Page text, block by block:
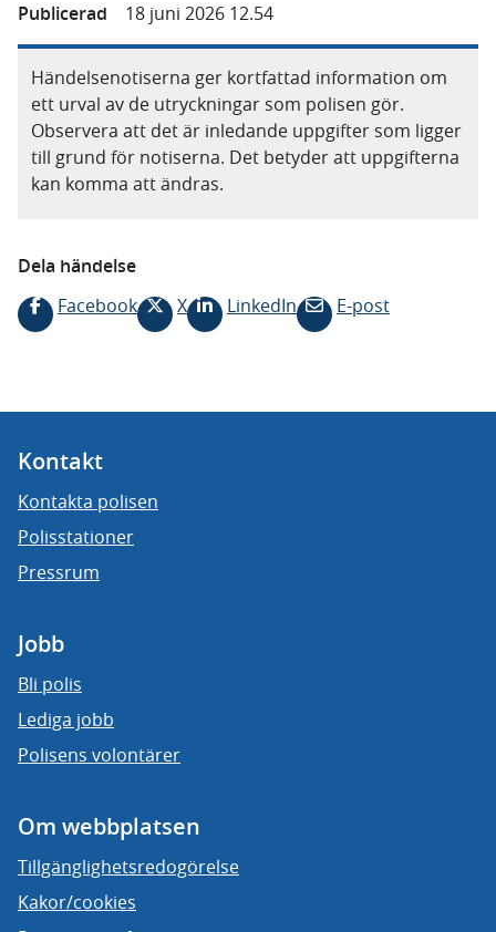
Publicerad
18 juni 2026 12.54
Händelsenotiserna ger kortfattad information om
ett urval av de utryckningar som polisen gör.
Observera att det är inledande uppgifter som ligger
till grund för notiserna. Det betyder att uppgifterna
kan komma att ändras.
Dela händelse
Facebook
X LinkedIn E-post
Kontakt
Kontakta polisen
Polisstationer
Pressrum
Jobb
Bli polis
Lediga jobb
Polisens volontärer
Om webbplatsen
Tillgänglighetsredogörelse
Kakor/cookies